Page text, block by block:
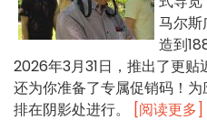
马尔斯
造到
2026年3月31日，推出了更
还为你准备了专属促销码！
排在阴影处进行。
[阅读更多]